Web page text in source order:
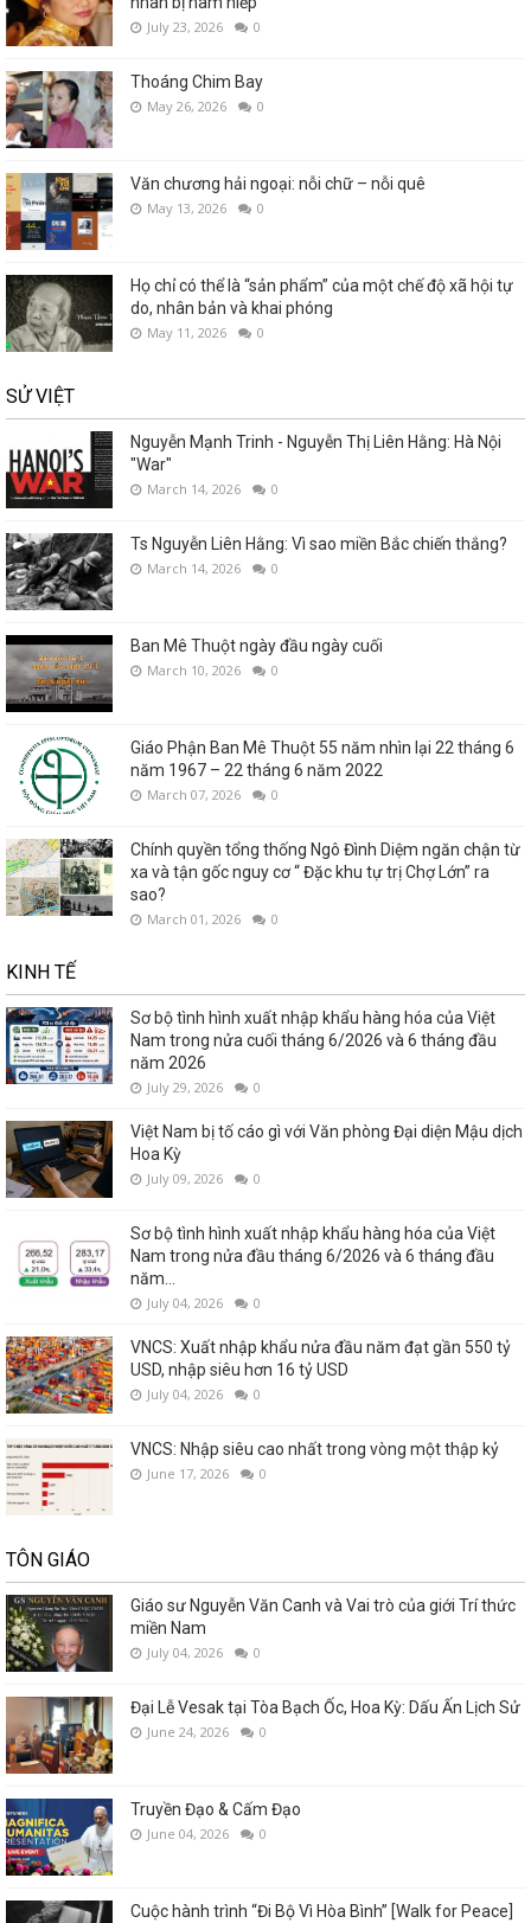
July 23, 2026 0
Thoáng Chim Bay
May 26, 2026 0
Văn chương hải ngoại: nỗi chữ – nỗi quê
May 13, 2026 0
Họ chỉ có thể là “sản phẩm” của một chế độ xã hội tự
do, nhân bản và khai phóng
May 11, 2026 0
SỬ VIỆT
Nguyễn Mạnh Trinh - Nguyễn Thị Liên Hằng: Hà Nội
"War"
March 14, 2026 0
Ts Nguyễn Liên Hằng: Vì sao miền Bắc chiến thắng?
March 14, 2026 0
Ban Mê Thuột ngày đầu ngày cuối
March 10, 2026 0
Giáo Phận Ban Mê Thuột 55 năm nhìn lại 22 tháng 6
năm 1967 – 22 tháng 6 năm 2022
March 07, 2026 0
Chính quyền tổng thống Ngô Đình Diệm ngăn chận từ
xa và tận gốc nguy cơ “ Đặc khu tự trị Chợ Lớn” ra
sao?
March 01, 2026 0
KINH TẾ
Sơ bộ tình hình xuất nhập khẩu hàng hóa của Việt
Nam trong nửa cuối tháng 6/2026 và 6 tháng đầu
năm 2026
July 29, 2026 0
Việt Nam bị tố cáo gì với Văn phòng Đại diện Mậu dịch
Hoa Kỳ
July 09, 2026 0
Sơ bộ tình hình xuất nhập khẩu hàng hóa của Việt
Nam trong nửa đầu tháng 6/2026 và 6 tháng đầu
năm...
July 04, 2026 0
VNCS: Xuất nhập khẩu nửa đầu năm đạt gần 550 tỷ
USD, nhập siêu hơn 16 tỷ USD
July 04, 2026 0
VNCS: Nhập siêu cao nhất trong vòng một thập kỷ
June 17, 2026 0
TÔN GIÁO
Giáo sư Nguyễn Văn Canh và Vai trò của giới Trí thức
miền Nam
July 04, 2026 0
Đại Lễ Vesak tại Tòa Bạch Ốc, Hoa Kỳ: Dấu Ấn Lịch Sử
June 24, 2026 0
Truyền Đạo & Cấm Đạo
June 04, 2026 0
Cuộc hành trình “Đi Bộ Vì Hòa Bình” [Walk for Peace]